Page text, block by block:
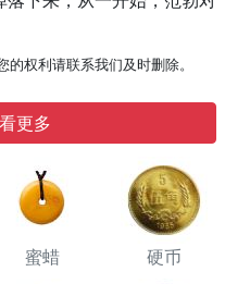
权利请联系我们及时删除。
更多
蜜蜡 硬币